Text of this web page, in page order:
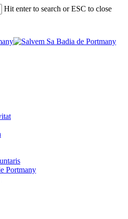
Hit enter to search or ESC to close
Portmany